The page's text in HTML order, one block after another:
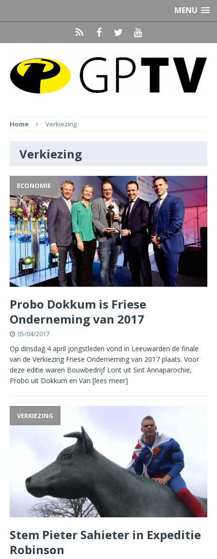
MENU
Home Verkiezing
Verkiezing
ECONOMIE
Probo Dokkum is Friese
Onderneming van 2017
05/04/2017
Op dinsdag 4 april jongstleden vond in Leeuwarden de finale
van de Verkiezing Friese Onderneming van 2017 plaats. Voor
deze editie waren Bouwbedrijf Lont uit Sint Annaparochie,
Probo uit Dokkum en Van [lees meer]
VERKIEZING
Stem Pieter Sahieter in Expeditie
Robinson